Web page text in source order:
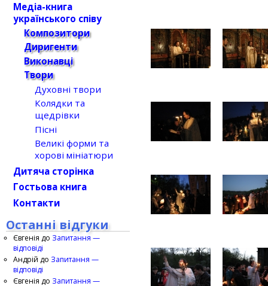
Медіа-книга
українського співу
Композитори
Диригенти
Виконавці
Твори
Духовні твори
Колядки та
щедрівки
Пісні
Великі форми та
хорові мініатюри
Дитяча сторінка
Гостьова книга
Контакти
Останні відгуки
Євгенія до Запитання —
відповіді
Андрій до Запитання —
відповіді
Євгенія до Запитання —